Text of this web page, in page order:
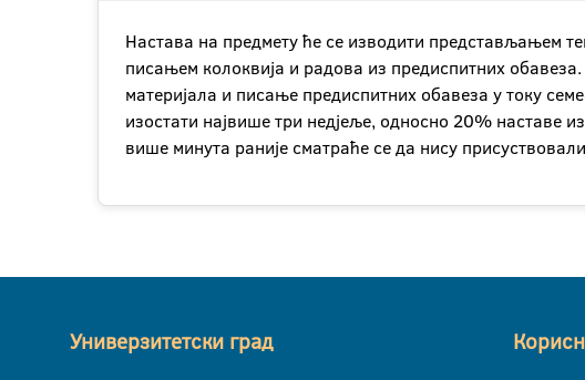
Настава на предмету ће се изводити представљањем
писањем колоквија и радова из предиспитних
материјала и писање предиспитних обавеза у току
изостати највише три недјеље, односно 20% наставе
више минута раније сматраће се да нису
Универзитетски град